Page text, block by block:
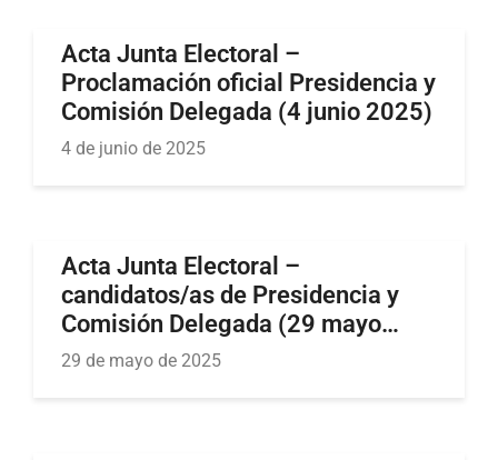
Acta Junta Electoral –
Proclamación oficial Presidencia y
Comisión Delegada (4 junio 2025)
4 de junio de 2025
Acta Junta Electoral –
candidatos/as de Presidencia y
Comisión Delegada (29 mayo
2025)
29 de mayo de 2025